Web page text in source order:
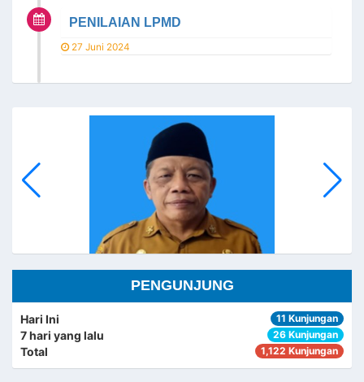
PENILAIAN LPMD
27 Juni 2024
KEPALA SEKSI PEMERINTAHAN
PENGUNJUNG
Hari Ini 11 Kunjungan
7 hari yang lalu 26 Kunjungan
Total 1,122 Kunjungan